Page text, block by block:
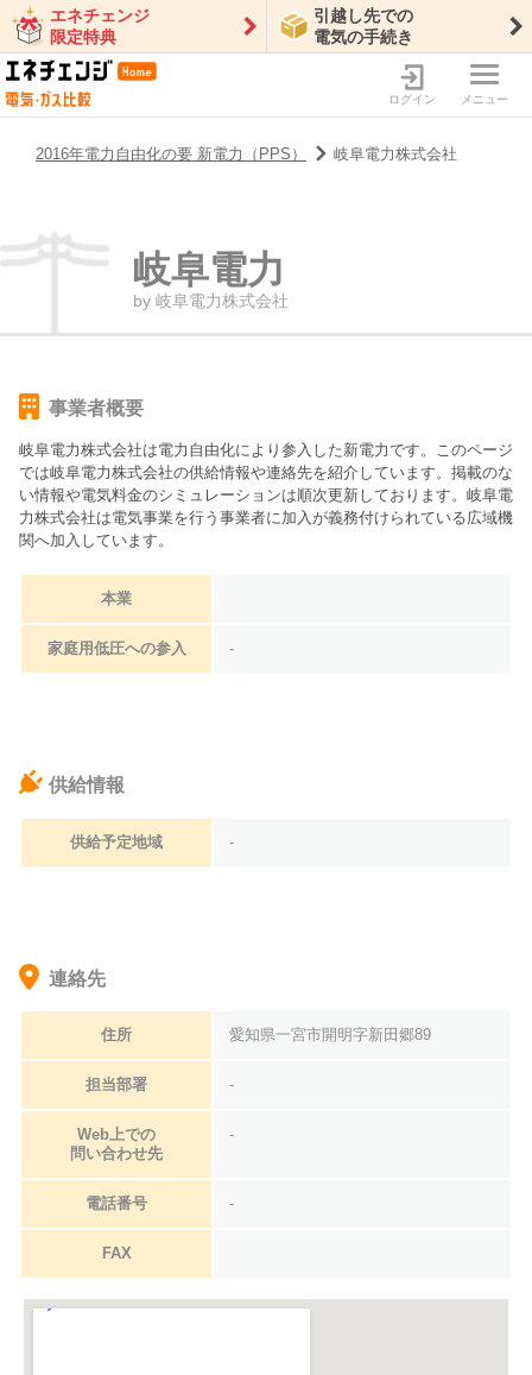
エネチェンジ
限定特典
引越し先での
電気の手続き
ログイン メニュー
2016年電力自由化の要 新電力（PPS） 岐阜電力株式会社
岐阜電力
by 岐阜電力株式会社
事業者概要
岐阜電力株式会社は電力自由化により参入した新電力です。このページ
では岐阜電力株式会社の供給情報や連絡先を紹介しています。掲載のな
い情報や電気料金のシミュレーションは順次更新しております。 岐阜電
力株式会社は電気事業を行う事業者に加入が義務付けられている広域機
関へ加入しています。
本業
家庭用低圧への参入 -
供給情報
供給予定地域 -
連絡先
住所 愛知県一宮市開明字新田郷89
担当部署 -
Web上での
問い合わせ先
-
電話番号 -
FAX